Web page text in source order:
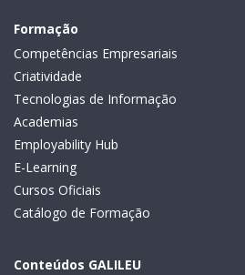
Formação
Competências Empresariais
Criatividade
Tecnologias de Informação
Academias
Employability Hub
E-Learning
Cursos Oficiais
Catálogo de Formação
Conteúdos GALILEU